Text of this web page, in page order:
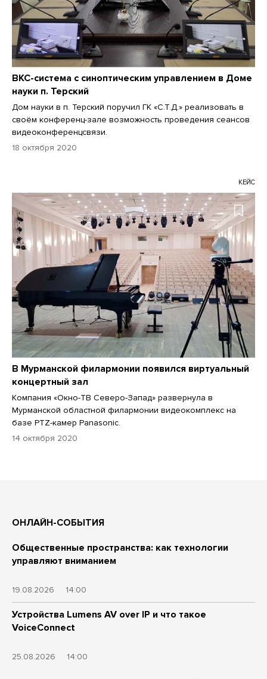
ВКС-система с синоптическим управлением в Доме
науки п. Терский
Дом науки в п. Терский поручил ГК «С.Т.Д.» реализовать в
своём конференц-зале возможность проведения сеансов
видеоконференцсвязи.
18 октября 2020
КЕЙС
В Мурманской филармонии появился виртуальный
концертный зал
Компания «Окно-ТВ Северо-Запад» развернула в
Мурманской областной филармонии видеокомплекс на
базе PTZ-камер Panasonic.
14 октября 2020
ОНЛАЙН-СОБЫТИЯ
Общественные пространства: как технологии
управляют вниманием
19.08.2026 14:00
Устройства Lumens AV over IP и что такое
VoiceConnect
25.08.2026 14:00